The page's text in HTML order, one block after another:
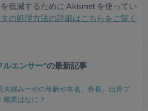
低減するために Akismet を使ってい
の処理方法の詳細はこちらをご覧く
ルエンサー の最新記事
夫婦みーやの年齢や本名、身長、出身プ
職業はなに？